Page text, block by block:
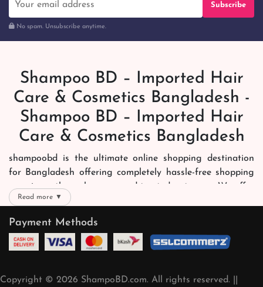
Subscribe
No spam. Unsubscribe anytime.
Shampoo BD – Imported Hair
Care & Cosmetics Bangladesh -
Shampoo BD – Imported Hair
Care & Cosmetics Bangladesh
shampoobd is the ultimate online shopping destination
for Bangladesh offering completely hassle-free shopping
experience through secure and trusted gateways. We offer
you trendy and reliable shopping with all your preferred
always joyous. We help you mark the exact choice here.
We offer our customers with memorable online shopping
team works round the clock to personally make sure the
Read more ▼
Payment Methods
Copyright © 2026 ShampoBD.com. All rights reserved. ||